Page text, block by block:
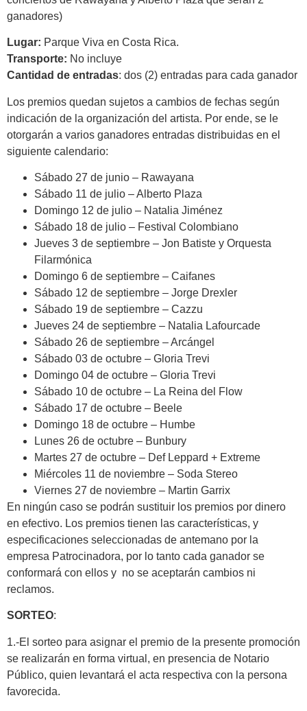
ganadores)
Lugar: Parque Viva en Costa Rica.
Transporte: No incluye
Cantidad de entradas: dos (2) entradas para cada ganador
Los premios quedan sujetos a cambios de fechas según
indicación de la organización del artista. Por ende, se le
otorgarán a varios ganadores entradas distribuidas en el
siguiente calendario:
Sábado 27 de junio – Rawayana
Sábado 11 de julio – Alberto Plaza
Domingo 12 de julio – Natalia Jiménez
Sábado 18 de julio – Festival Colombiano
Jueves 3 de septiembre – Jon Batiste y Orquesta
Filarmónica
Domingo 6 de septiembre – Caifanes
Sábado 12 de septiembre – Jorge Drexler
Sábado 19 de septiembre – Cazzu
Jueves 24 de septiembre – Natalia Lafourcade
Sábado 26 de septiembre – Arcángel
Sábado 03 de octubre – Gloria Trevi
Domingo 04 de octubre – Gloria Trevi
Sábado 10 de octubre – La Reina del Flow
Sábado 17 de octubre – Beele
Domingo 18 de octubre – Humbe
Lunes 26 de octubre – Bunbury
Martes 27 de octubre – Def Leppard + Extreme
Miércoles 11 de noviembre – Soda Stereo
Viernes 27 de noviembre – Martin Garrix
En ningún caso se podrán sustituir los premios por dinero
en efectivo. Los premios tienen las características, y
especificaciones seleccionadas de antemano por la
empresa Patrocinadora, por lo tanto cada ganador se
conformará con ellos y no se aceptarán cambios ni
reclamos.
SORTEO:
1.-El sorteo para asignar el premio de la presente promoción
se realizarán en forma virtual, en presencia de Notario
Público, quien levantará el acta respectiva con la persona
favorecida.